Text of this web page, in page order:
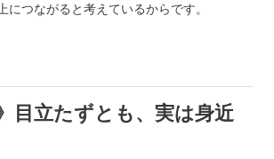
につながると考えているからです。
目立たずとも、実は身近